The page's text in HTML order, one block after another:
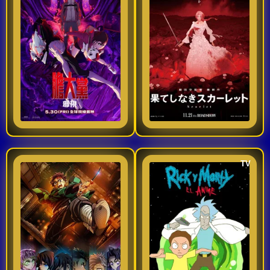
DAN DA DAN se
centra en Momo, una
estudiante de instituto
perteneciente a una
familia de videntes
espirituales, y en
Okarun, su
compañero de
estudios, un aficionado
al ocultismo. En esta
innovadora estructura
argumental, Momo y
Okarun inician su
última travesía.
9
2025
Ver TraiLer
narra la aventura de
una audaz princesa
que rompe con los
obstáculos del tiempo
y el espacio. Mediante
un periplo heroico,
Scarlet se topa con
antiguos secretos,
universos paralelos y
elecciones..
6
2026
Ver TraiLer
Guardianes de la noche – Kimetsu no Yaiba – La fortaleza infinita – 2025
Primer segmento de la
versión adaptada de
los 46 capítulos del
manga Demon Slayer
consagrados a la
TV
Rick y Morty: El Anime
Rick and Morty: El
Anime, es una
aventura de 10
episodios, que será
independiente de la